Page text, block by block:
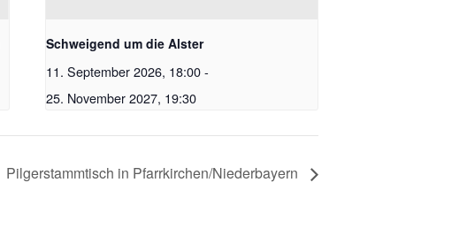
Schweigend um die Alster
11. September 2026, 18:00-
25. November 2027, 19:30
Pilgerstammtisch in Pfarrkirchen/Niederbayern